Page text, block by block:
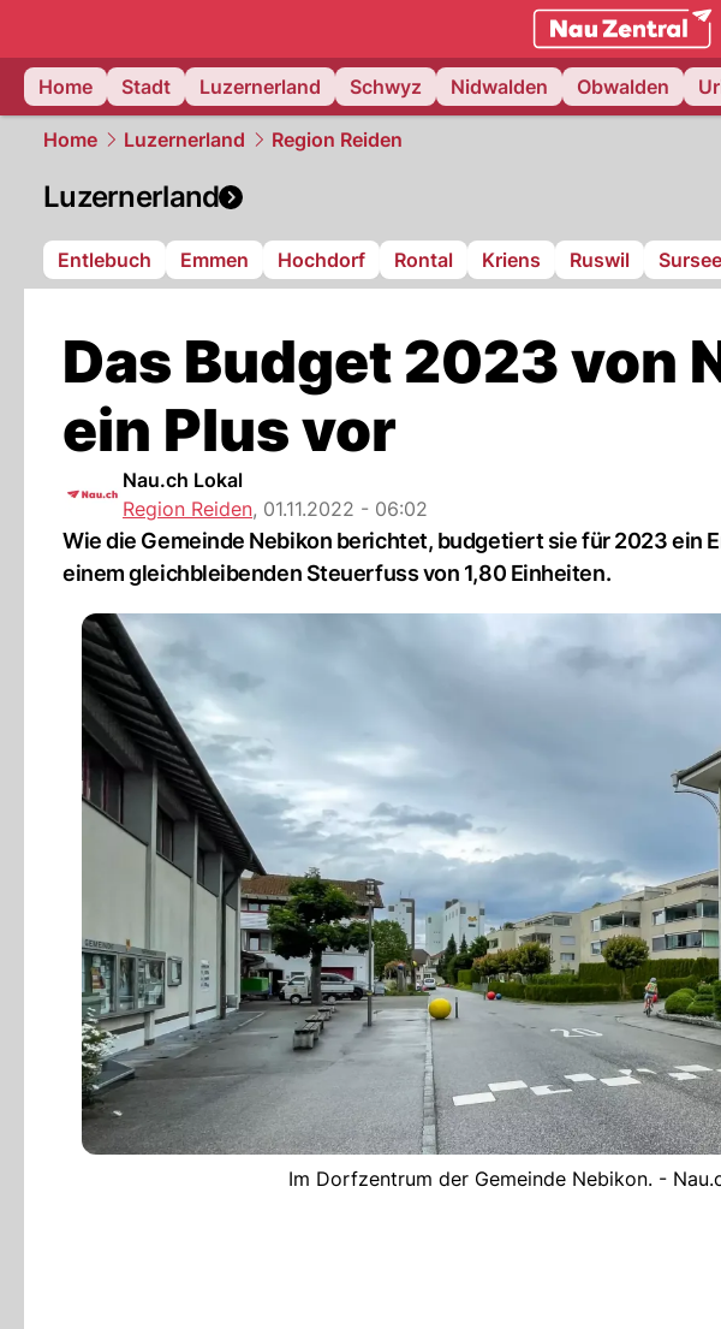
zentralschweiz.NAU.ch
Home
Stadt Luzernerland Schwyz Nidwalden Obwalden
Home Luzernerland Region Reiden
Luzernerland
Entlebuch Emmen Hochdorf Rontal Kriens Ruswil Sursee
Das Budget 2023 von
ein Plus vor
Nau.ch Lokal
Region Reiden, 01.11.2022 - 06:02
Wie die Gemeinde Nebikon berichtet, budgetiert sie für 2023 ein
einem gleichbleibenden Steuerfuss von 1,80 Einheiten.
Im Dorfzentrum der Gemeinde Nebikon. -